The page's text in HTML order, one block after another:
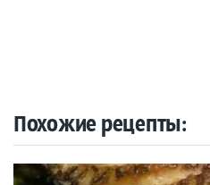
Похожие рецепты: